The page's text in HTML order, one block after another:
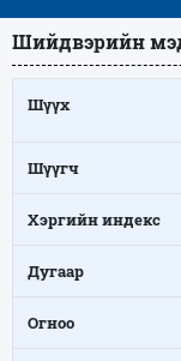
Шийдвэрийн
Шүүх
Шүүгч
Хэргийн индекс
Дугаар
Огноо